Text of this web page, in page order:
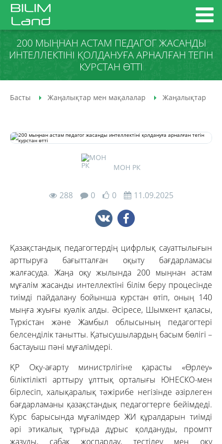
200 МЫҢНАН АСТАМ ПЕДАГОГ ЖАСАНДЫ
ИНТЕЛЛЕКТІНІ ҚОЛДАНУҒА АРНАЛҒАН ТЕГІН
КУРСТАН ӨТТІ
Басты Жаңалықтар мен мақалалар Жаңалықтар
МОН РК
288 0 0 11.09.2025
Қазақстандық педагогтердің цифрлық сауаттылығын
арттыруға бағытталған оқыту бағдарламасы
жалғасуда. Жаңа оқу жылында 200 мыңнан астам
мұғалім жасанды интеллектіні білім беру процесінде
тиімді пайдалану бойынша курстан өтіп, оның 140
мыңға жуығы куәлік алды. Әсіресе, Шымкент қаласы,
Түркістан және Жамбыл облысының педагогтері
белсенділік танытты. Қатысушылардың басым бөлігі –
бастауыш пәні мұғалімдері.
ҚР Оқу-ағарту министрлігіне қарасты «Өрлеу»
біліктілікті арттыру ұлттық орталығы ЮНЕСКО-мен
бірлесіп, халықаралық тәжірибе негізінде әзірлеген
бағдарламаны қазақстандық педагогтерге бейімдеді.
Курс барысында мұғалімдер ЖИ құралдарын тиімді
әрі этикалық тұрғыда дұрыс қолдануды, промпт
жазуды, сабақ жоспарлау, тестілеу мен оқу